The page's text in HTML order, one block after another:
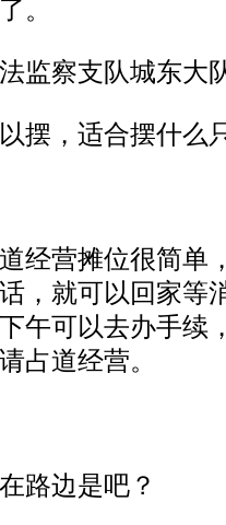
。
察支队城东大
，适合摆什么
营摊位很简单
，就可以回家等
午可以去办手续
占道经营。
边是吧？